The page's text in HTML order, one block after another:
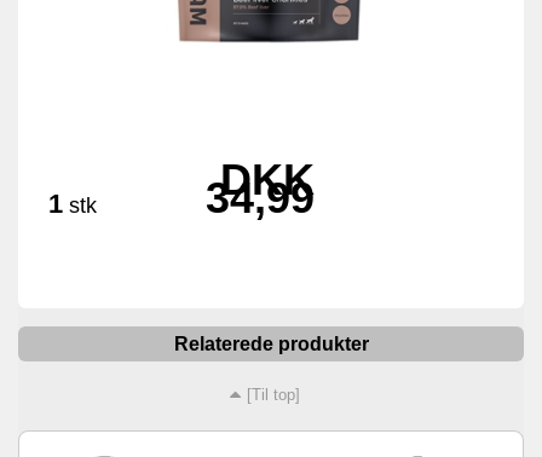
1 stk
DKK
34,99
Relaterede produkter
[Til top]